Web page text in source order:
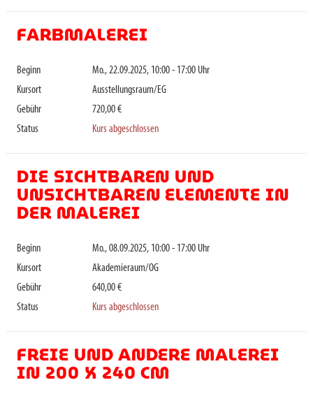
FARBMALEREI
Beginn
Mo., 22.09.2025, 10:00 - 17:00 Uhr
Kursort
Ausstellungsraum/EG
Gebühr
720,00 €
Status
Kurs abgeschlossen
DIE SICHTBAREN UND
UNSICHTBAREN ELEMENTE IN
DER MALEREI
Beginn
Mo., 08.09.2025, 10:00 - 17:00 Uhr
Kursort
Akademieraum/OG
Gebühr
640,00 €
Status
Kurs abgeschlossen
FREIE UND ANDERE MALEREI
IN 200 X 240 CM